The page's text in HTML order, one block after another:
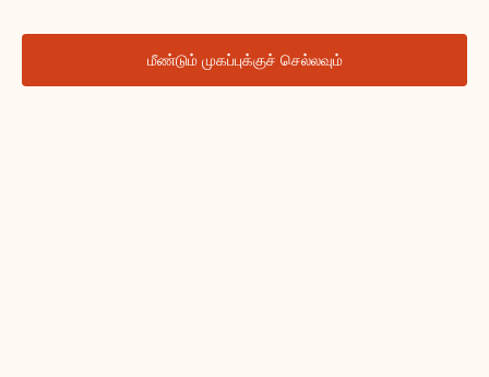
மீண்டும் முகப்புக்குச் செல்லவும்